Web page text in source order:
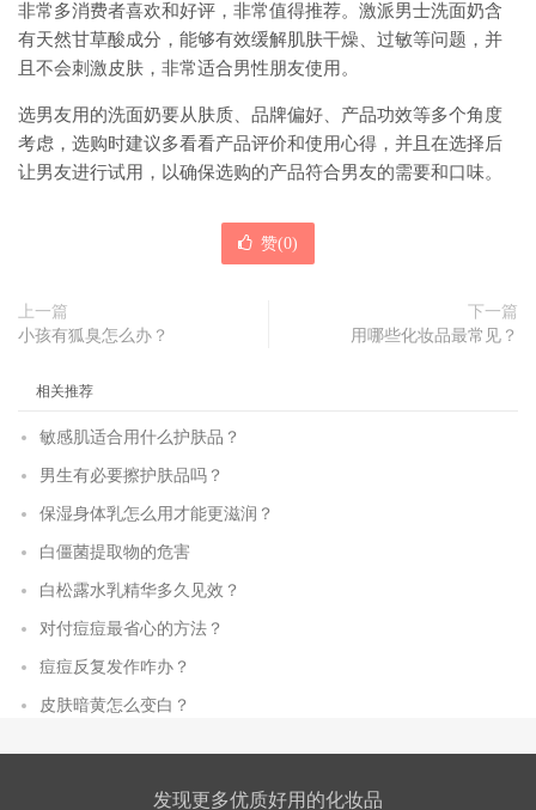
非常多消费者喜欢和好评，非常值得推荐。激派男士洗面奶含
有天然甘草酸成分，能够有效缓解肌肤干燥、过敏等问题，并
且不会刺激皮肤，非常适合男性朋友使用。
选男友用的洗面奶要从肤质、品牌偏好、产品功效等多个角度
考虑，选购时建议多看看产品评价和使用心得，并且在选择后
让男友进行试用，以确保选购的产品符合男友的需要和口味。
赞(0)
上一篇
小孩有狐臭怎么办？
下一篇
用哪些化妆品最常见？
相关推荐
敏感肌适合用什么护肤品？
男生有必要擦护肤品吗？
保湿身体乳怎么用才能更滋润？
白僵菌提取物的危害
白松露水乳精华多久见效？
对付痘痘最省心的方法？
痘痘反复发作咋办？
皮肤暗黄怎么变白？
发现更多优质好用的化妆品